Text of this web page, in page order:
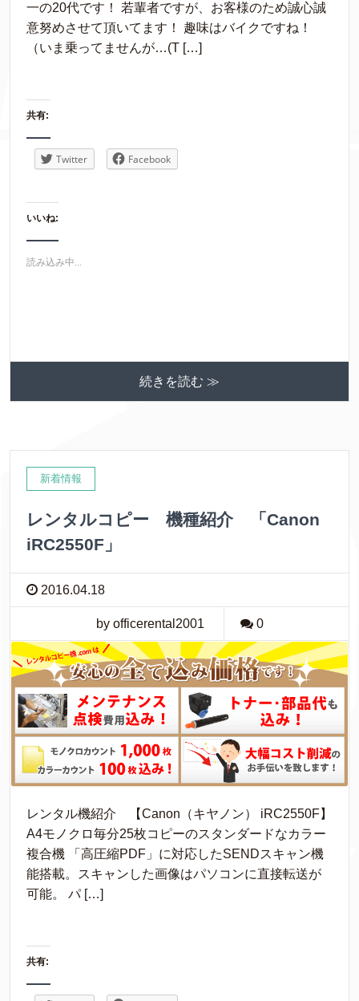
一の20代です！ 若輩者ですが、お客様のため誠心誠
意努めさせて頂いてます！ 趣味はバイクですね！
（いま乗ってませんが…(T […]
共有:
Twitter Facebook
いいね:
読み込み中...
続きを読む ≫
新着情報
レンタルコピー 機種紹介 「Canon
iRC2550F」
2016.04.18
by officerental2001 0
レンタル機紹介 【Canon（キヤノン） iRC2550F】
A4モノクロ毎分25枚コピーのスタンダードなカラー
複合機 「高圧縮PDF」に対応したSENDスキャン機
能搭載。スキャンした画像はパソコンに直接転送が
可能。 パ […]
共有: